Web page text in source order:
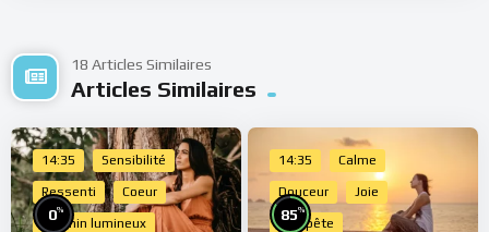
18 Articles Similaires
Articles Similaires
14:35 Sensibilité
Ressenti Coeur
Chemin lumineux
0%
14:35 Calme
Douceur Joie
Tempête
85%